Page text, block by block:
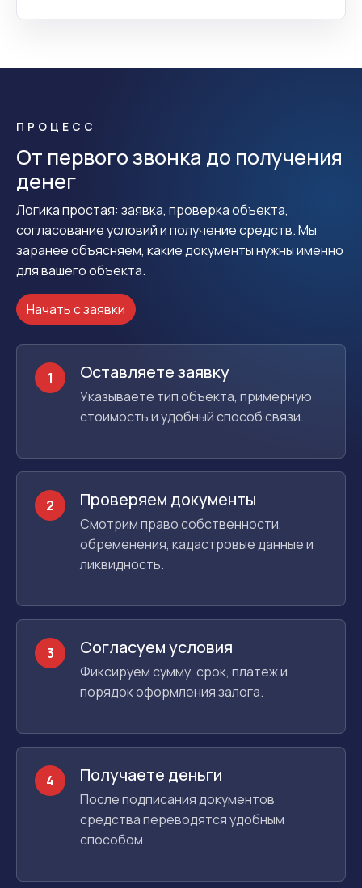
ПРОЦЕСС
От первого звонка до получения
денег
Логика простая: заявка, проверка объекта,
согласование условий и получение средств. Мы
заранее объясняем, какие документы нужны именно
для вашего объекта.
Начать с заявки
1 Оставляете заявку
Указываете тип объекта, примерную
стоимость и удобный способ связи.
2 Проверяем документы
Смотрим право собственности,
обременения, кадастровые данные и
ликвидность.
3 Согласуем условия
Фиксируем сумму, срок, платеж и
порядок оформления залога.
4 Получаете деньги
После подписания документов
средства переводятся удобным
способом.